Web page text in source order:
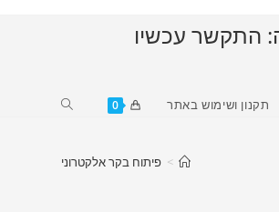
התקשר עכשיו
תקנון ושימוש באתר 0
Toggle
> פיתוח בקר אלקטרוני